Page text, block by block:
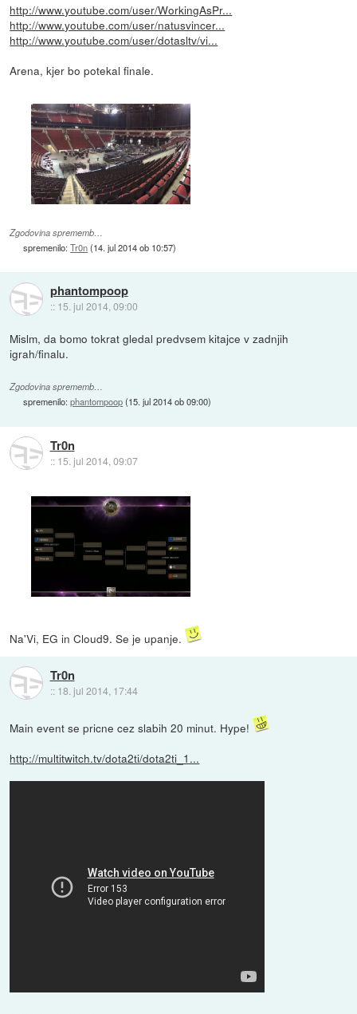
http://www.youtube.com/user/WorkingAsPr...
http://www.youtube.com/user/natusvincer...
http://www.youtube.com/user/dotasltv/vi...
Arena, kjer bo potekal finale.
Zgodovina sprememb…
spremenilo:Tr0n(14. jul 2014 ob 10:57)
phantompoop
:: 15. jul 2014, 09:00
Mislm, da bomo tokrat gledal predvsem kitajce v zadnjih
igrah/finalu.
Zgodovina sprememb…
spremenilo:phantompoop(15. jul 2014 ob 09:00)
Tr0n
:: 15. jul 2014, 09:07
Na'Vi, EG in Cloud9. Se je upanje.
Tr0n
:: 18. jul 2014, 17:44
Main event se pricne cez slabih 20 minut. Hype!
http://multitwitch.tv/dota2ti/dota2ti_1...